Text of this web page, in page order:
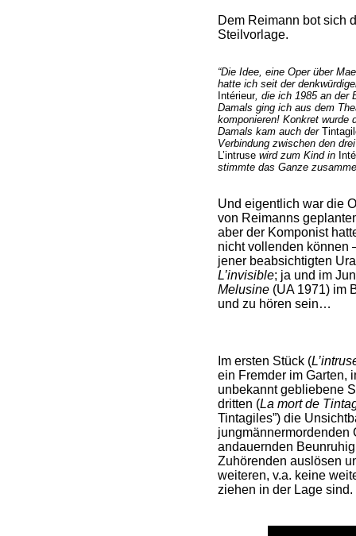
Dem Reimann bot sich
Steilvorlage.
“Die Idee, eine Oper über
hatte ich seit der
Intérieur, die ich 1985 an der
Damals ging ich aus dem
komponieren! Konkret wurde
Damals kam auch der
Verbindung zwischen den
L’intrusewird zum Kind in
stimmte das Ganze
Und eigentlich war die
von Reimanns
aber der Komponist
nicht vollenden können
jener beabsichtigten
L’invisible; ja und im
Melusine(UA 1971) im
und zu hören sein…
Im ersten Stück (
ein Fremder im Garten,
unbekannt gebliebene
dritten (La mort de
Tintagiles”) die
jungmännermordenden
andauernden
Zuhörenden auslösen
weiteren, v.a. keine
ziehen in der Lage sind.